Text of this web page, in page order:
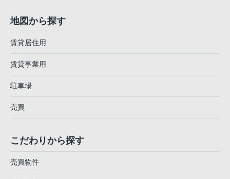
地図から探す
賃貸居住用
賃貸事業用
駐車場
売買
こだわりから探す
売買物件